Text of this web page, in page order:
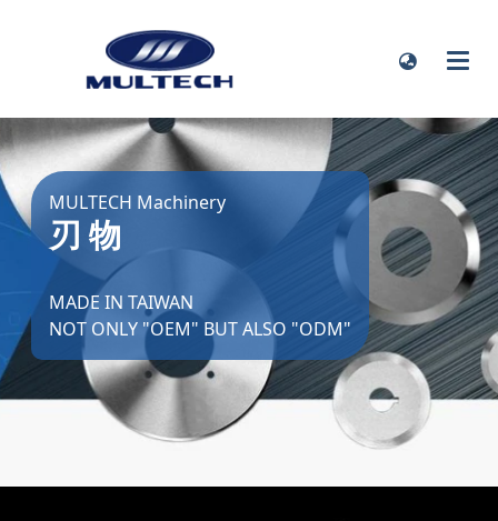
MULTECH Machinery
刃 物
MADE IN TAIWAN
NOT ONLY "OEM" BUT ALSO "ODM"